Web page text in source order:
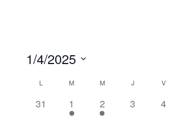
1/4/2025
date.
Calendrier
de
L M M J V
0
évènement,
31
1
évènement,
1
1
évènement,
2
0
3
0
4